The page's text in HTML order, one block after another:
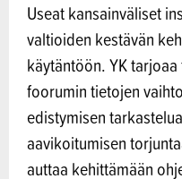
Useat kansainväliset
valtioiden kestävän
käytäntöön. YK
foorumin tietojen
edistymisen
aavikoitumisen
auttaa kehittämään